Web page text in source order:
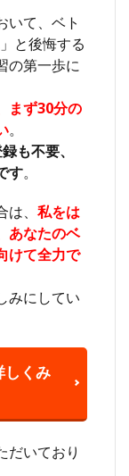
いて、ベト
と後悔する
の第一歩に
まず30分の
。
も不要、
す。
、 私をは
あなたのベ
けて全力で
みにしてい
しくみ
だいており